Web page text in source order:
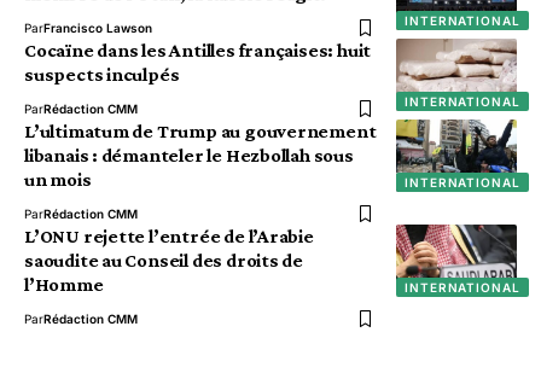
INTERNATIONAL
ParFrancisco Lawson
INTERNATIONAL
Cocaïne dans les Antilles françaises: huit
suspects inculpés
ParRédaction CMM
INTERNATIONAL
L’ultimatum de Trump au gouvernement
libanais : démanteler le Hezbollah sous
un mois
ParRédaction CMM
INTERNATIONAL
L’ONU rejette l’entrée de l’Arabie
saoudite au Conseil des droits de
l’Homme
ParRédaction CMM